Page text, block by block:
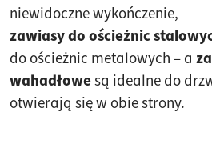
niewidoczne wykończenie,
zawiasy do ościeżnic
do ościeżnic metalowych – a
wahadłowesą idealne do
otwierają się w obie strony.